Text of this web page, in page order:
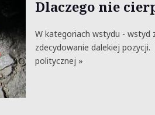
Dlaczego nie
W kategoriach wstydu - wstyd
zdecydowanie dalekiej
politycznej »